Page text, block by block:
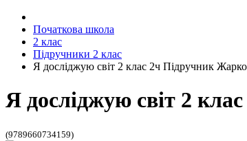
Початкова школа
2 клас
Підручники 2 клас
Я досліджую світ 2 клас 2ч Підручник
Я досліджую світ 2
(9789660734159)